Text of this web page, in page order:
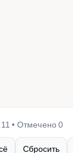
11 • Отмечено0
Сбросить